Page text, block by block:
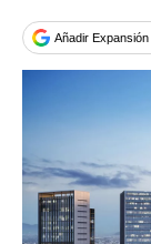
Añadir